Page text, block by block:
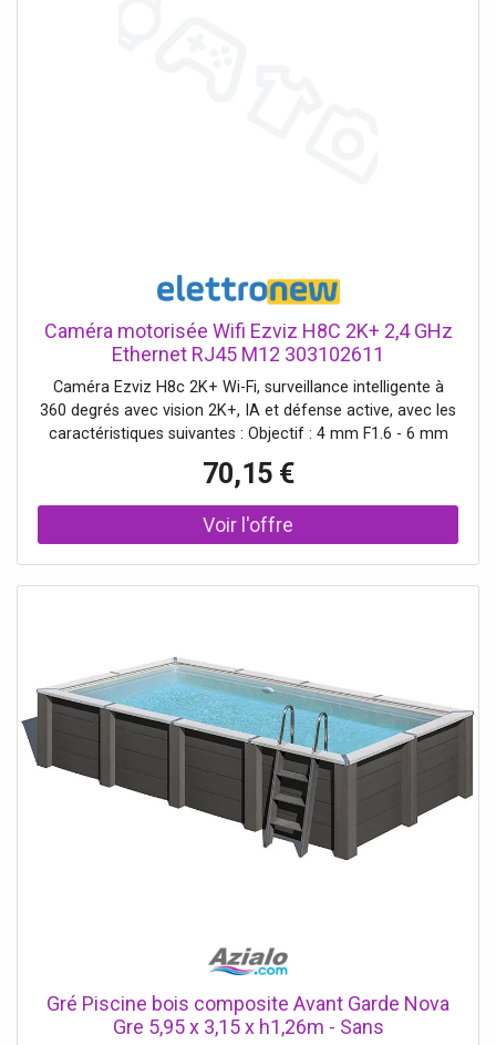
Caméra motorisée Wifi Ezviz H8C 2K+ 2,4 GHz
Ethernet RJ45 M12 303102611
Caméra Ezviz H8c 2K+ Wi-Fi, surveillance intelligente à
360 degrés avec vision 2K+, IA et défense active, avec les
caractéristiques suivantes : Objectif : 4 mm F1.6 - 6 mm
: jusqu'à 104 degrés en diagonale Rotation : 350 degrés à
l'horizontale / 80 degrés à la verticale Vision nocturne :
jusqu'à 30 m, IR ou couleur Compression vidéo : H.265 /
H.264 Audio : communication bidirectionnelle Connexion :
70,15 €
Gré Piscine bois composite Avant Garde Nova
Gre 5,95 x 3,15 x h1,26m - Sans